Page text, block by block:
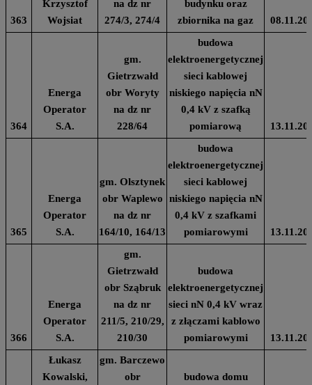
363
Krzysztof
Wojsiat
na dz nr
274/3, 274/4
budynku oraz
zbiornika na gaz
364
Energa
Operator
S.A.
gm.
Gietrzwałd
obr Woryty
na dz nr
228/64
budowa
elektroenergetycznej
sieci kablowej
niskiego napięcia nN
0,4 kV z szafką
pomiarową
365
Energa
Operator
S.A.
gm. Olsztynek
obr Waplewo
na dz nr
164/10, 164/13
budowa
elektroenergetycznej
sieci kablowej
niskiego napięcia nN
0,4 kV z szafkami
pomiarowymi
366
Energa
Operator
S.A.
gm.
Gietrzwałd
obr Sząbruk
na dz nr
211/5, 210/29,
210/30
budowa
elektroenergetycznej
sieci nN 0,4 kV wraz
z złączami kablowo
pomiarowymi
Łukasz
Kowalski,
gm. Barczewo
obr
budowa domu